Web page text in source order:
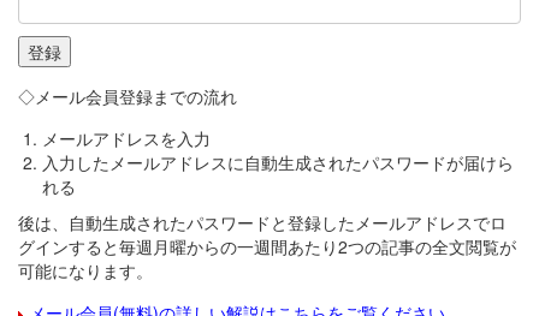
◇メール会員登録までの流れ
メールアドレスを入力
入力したメールアドレスに自動生成されたパスワードが届けら
れる
後は、自動生成されたパスワードと登録したメールアドレスでロ
グインすると毎週月曜からの一週間あたり2つの記事の全文閲覧が
可能になります。